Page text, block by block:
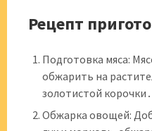
Рецепт
Подготовка мяса:
обжарить на
золотистой корочки․
Обжарка овощей: